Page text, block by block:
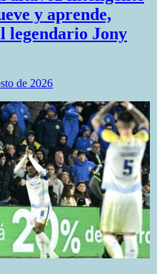
y aprende,
legendario Jony
de 2026